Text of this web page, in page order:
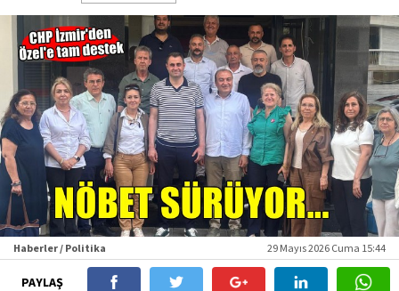
Haberler / Politika 29 Mayıs 2026 Cuma 15:44
PAYLAŞ